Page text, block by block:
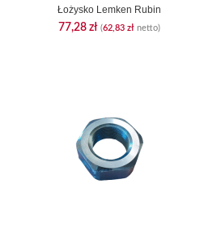
Łożysko Lemken Rubin
77,28 zł (62,83 zł netto)